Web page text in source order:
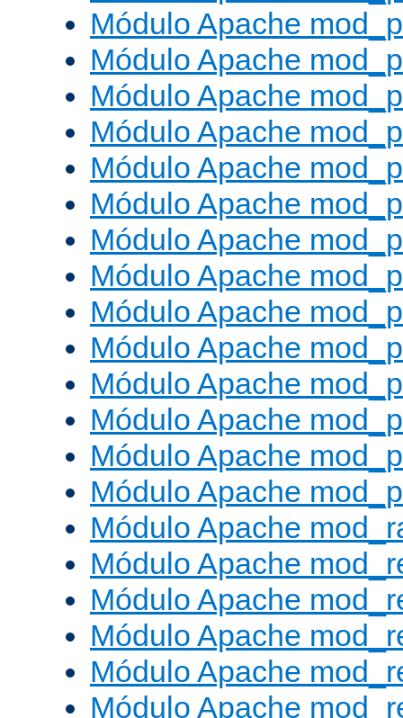
Módulo Apache
Módulo Apache
Módulo Apache
Módulo Apache
Módulo Apache
Módulo Apache
Módulo Apache
Módulo Apache
Módulo Apache
Módulo Apache
Módulo Apache
Módulo Apache
Módulo Apache
Módulo Apache
Módulo Apache
Módulo Apache
Módulo Apache
Módulo Apache
Módulo Apache
Módulo Apache